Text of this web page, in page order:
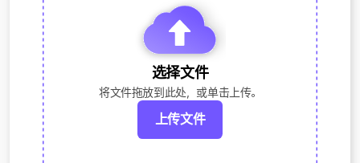
选择文件
将文件拖放到此处，或单击上传。
上传文件